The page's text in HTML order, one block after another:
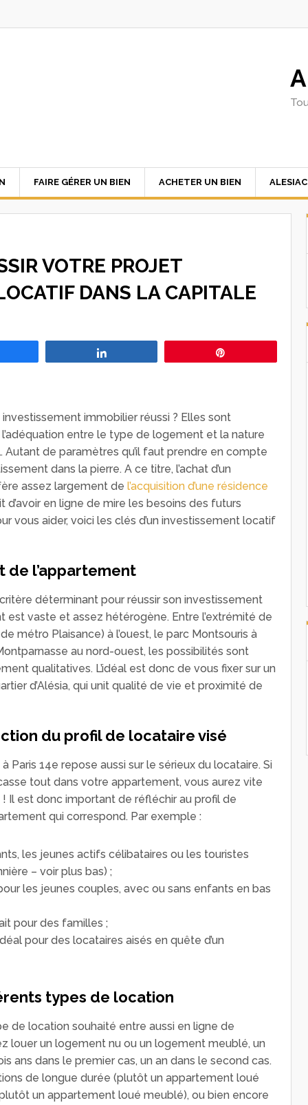
FAIRE GÉRER UN BIEN ACHETER UN BIEN
VOTRE PROJET
DANS LA CAPITALE
immobilier réussi ? Elles sont
entre le type de logement et la nature
de paramètres qu’il faut prendre en compte
dans la pierre. A ce titre, l’achat d’un
assez largement de l’acquisition d’une résidence
d’avoir en ligne de mire les besoins des futurs
vous aider, voici les clés d’un investissement locatif
de l’appartement
déterminant pour réussir son investissement
est vaste et assez hétérogène. Entre l’extrémité de
métro Plaisance) à l’ouest, le parc Montsouris à
au nord-ouest, les possibilités sont
qualitatives. L’idéal est donc de vous fixer sur un
d’Alésia, qui unit qualité de vie et proximité de
du profil de locataire visé
Paris 14e repose aussi sur le sérieux du locataire. Si
tout dans votre appartement, vous aurez vite
Il est donc important de réfléchir au profil de
qui correspond. Par exemple :
les jeunes actifs célibataires ou les touristes
– voir plus bas) ;
les jeunes couples, avec ou sans enfants en bas
pour des familles ;
pour des locataires aisés en quête d’un
types de location
de location souhaité entre aussi en ligne de
louer un logement nu ou un logement meublé, un
ans dans le premier cas, un an dans le second cas.
de longue durée (plutôt un appartement loué
un appartement loué meublé), ou bien encore